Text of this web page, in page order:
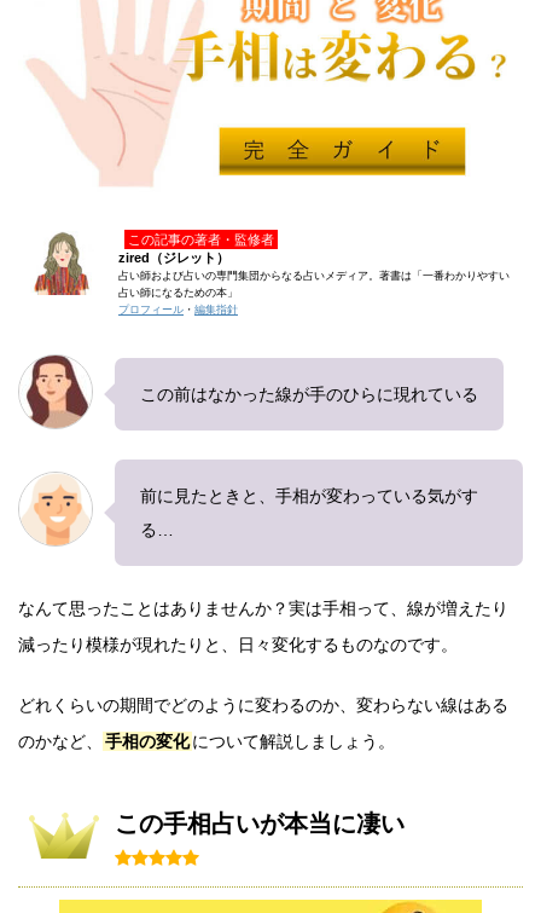
この記事の著者・監修者
zired（ジレット）
占い師および占いの専門集団からなる占いメディア。著書は「一番わかりやすい
占い師になるための本」
プロフィール ・ 編集指針
この前はなかった線が手のひらに現れている
前に見たときと、手相が変わっている気がす
る…
なんて思ったことはありませんか？実は手相って、線が増えたり
減ったり模様が現れたりと、日々変化するものなのです。
どれくらいの期間でどのように変わるのか、変わらない線はある
のかなど、
手相の変化について解説しましょう。
この手相占いが本当に凄い